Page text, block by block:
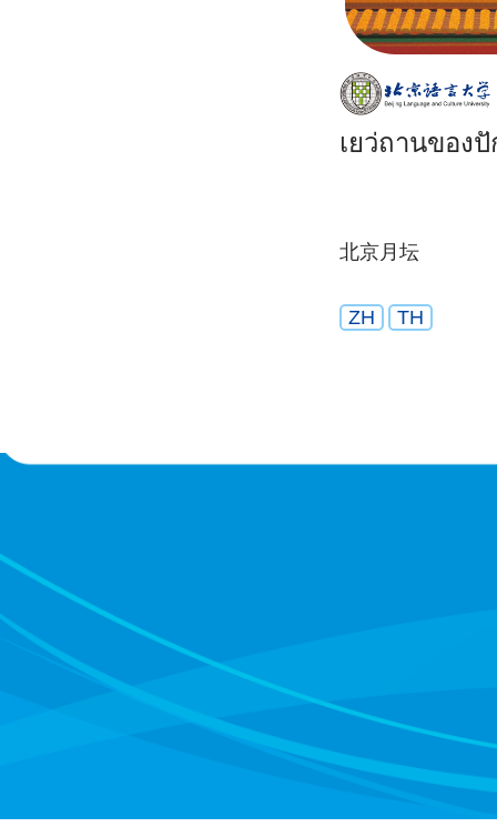
เยว่ถานของ
北京月坛
ZH TH